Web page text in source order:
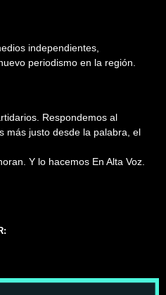
independientes,
periodismo en la región.
Respondemos al
más justo desde la palabra, el
Y lo hacemos En Alta Voz.